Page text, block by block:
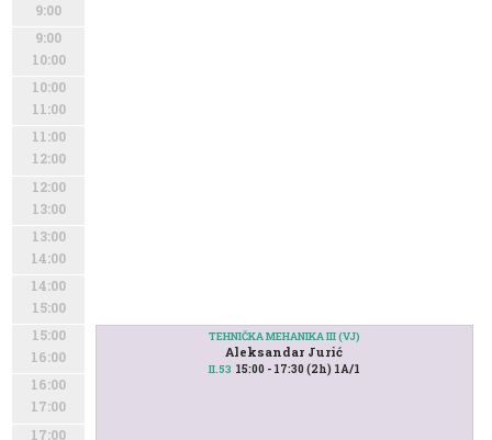
9:00
9:00
10:00
10:00
11:00
11:00
12:00
12:00
13:00
13:00
14:00
14:00
15:00
15:00
16:00
16:00
17:00
17:00
TEHNIČKA MEHANIKA III (VJ)
Aleksandar Jurić
II.53 15:00 - 17:30 (2h) 1A/1